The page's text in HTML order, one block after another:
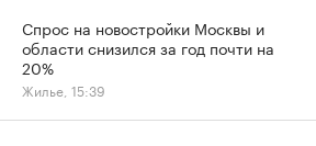
Спрос на новостройки Москвы и
области снизился за год почти на
20%
Жилье, 15:39